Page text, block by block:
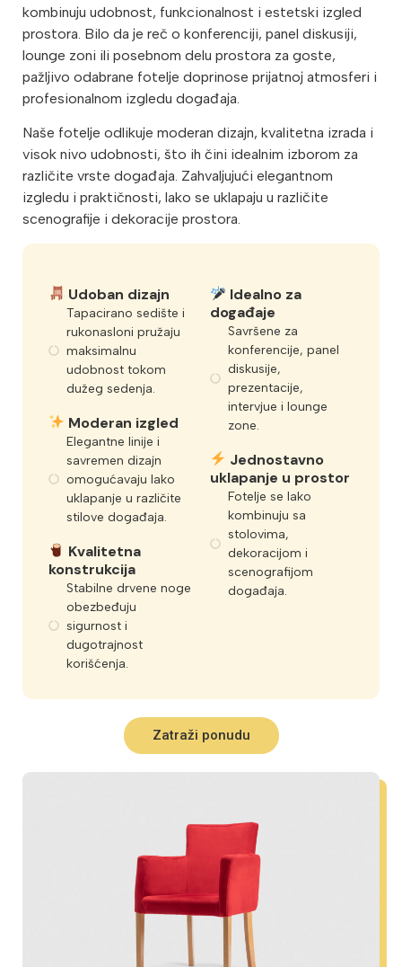
kombinuju udobnost, funkcionalnost i estetski izgled
prostora. Bilo da je reč o konferenciji, panel diskusiji,
lounge zoni ili posebnom delu prostora za goste,
pažljivo odabrane fotelje doprinose prijatnoj atmosferi i
profesionalnom izgledu događaja.
Naše fotelje odlikuje moderan dizajn, kvalitetna izrada i
visok nivo udobnosti, što ih čini idealnim izborom za
različite vrste događaja. Zahvaljujući elegantnom
izgledu i praktičnosti, lako se uklapaju u različite
scenografije i dekoracije prostora.
Udoban dizajn
Tapacirano sedište i
rukonasloni pružaju
maksimalnu
udobnost tokom
dužeg sedenja.
Moderan izgled
Elegantne linije i
savremen dizajn
omogućavaju lako
uklapanje u različite
stilove događaja.
Kvalitetna
konstrukcija
Stabilne drvene noge
obezbeđuju
sigurnost i
dugotrajnost
korišćenja.
Idealno za
događaje
Savršene za
konferencije, panel
diskusije,
prezentacije,
intervjue i lounge
zone.
Jednostavno
uklapanje u prostor
Fotelje se lako
kombinuju sa
stolovima,
dekoracijom i
scenografijom
događaja.
Zatraži ponudu